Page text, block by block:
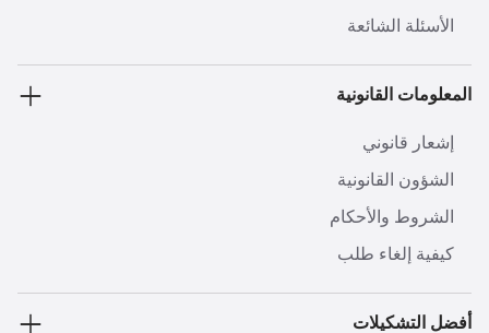
الأسئلة الشائعة
المعلومات القانونية
إشعار قانوني
الشؤون القانونية
الشروط والأحكام
كيفية إلغاء طلب
أفضل التشكيلات